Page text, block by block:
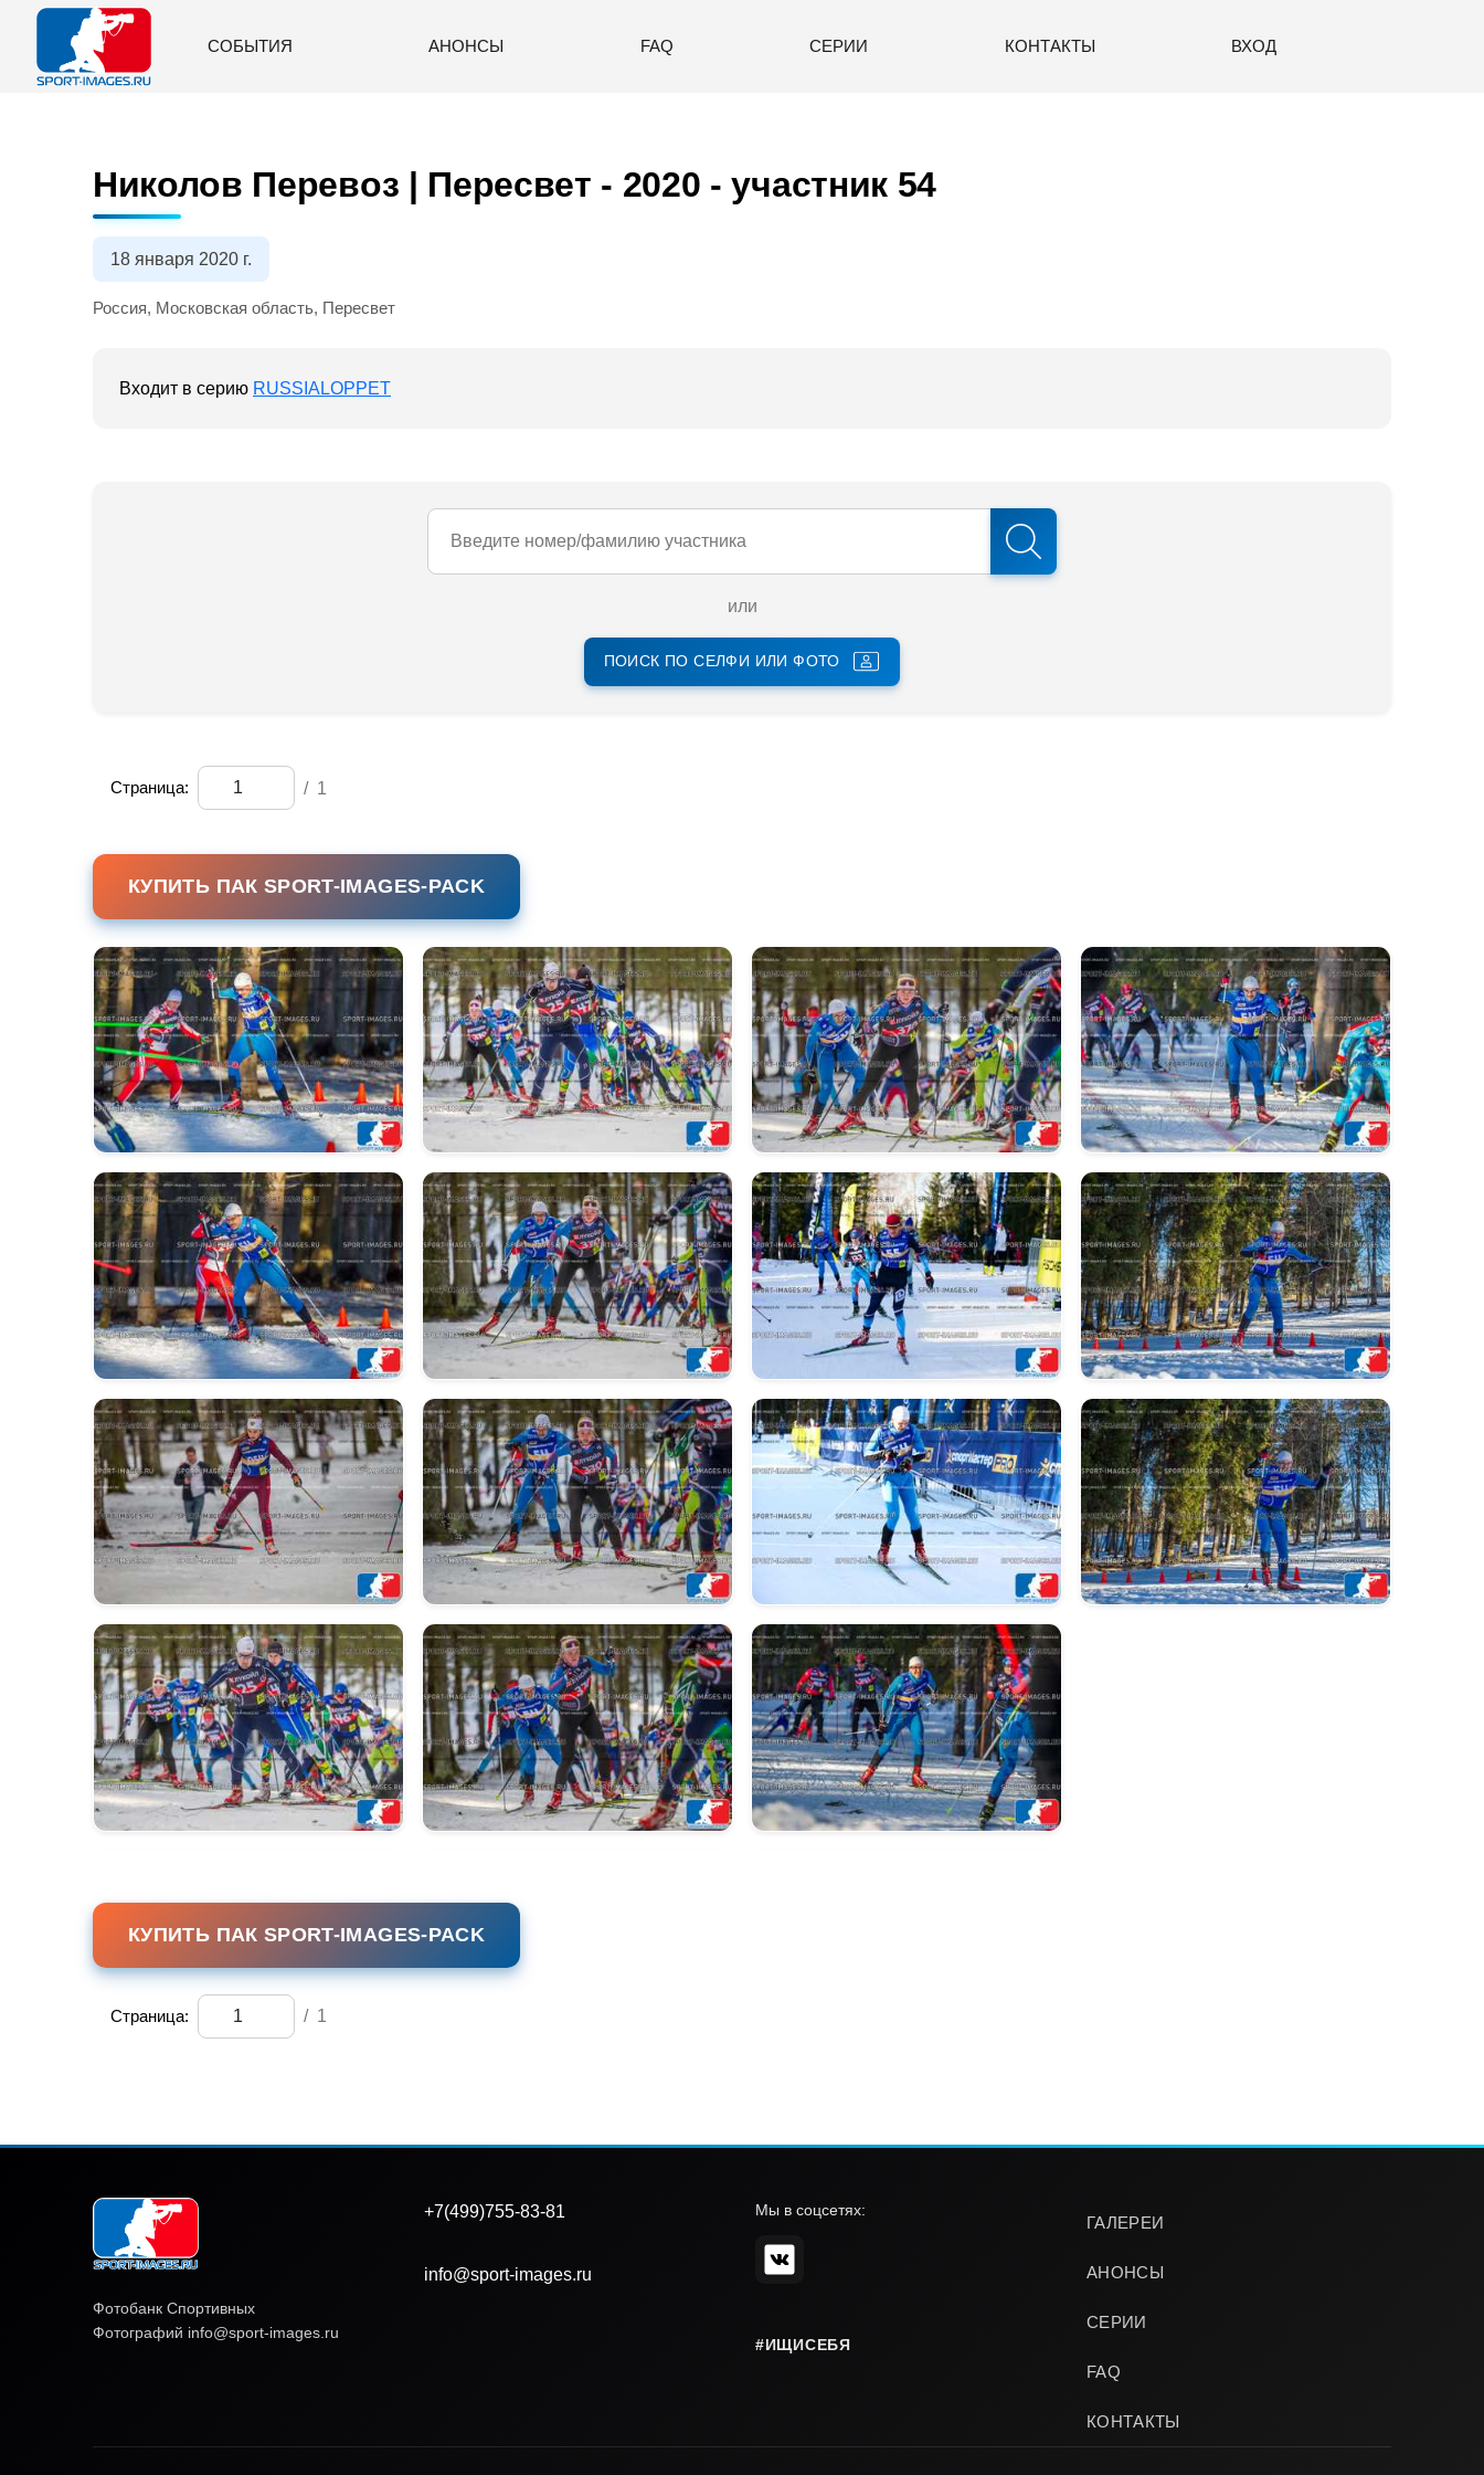
СОБЫТИЯ АНОНСЫ FAQ СЕРИИ КОНТАКТЫ ВХОД
Николов Перевоз | Пересвет - 2020 - участник 54
18 января 2020 г.
Россия, Московская область, Пересвет
Входит в серию RUSSIALOPPET
или
ПОИСК ПО СЕЛФИ ИЛИ ФОТО
Страница: / 1
КУПИТЬ ПАК SPORT-IMAGES-PACK
КУПИТЬ ПАК SPORT-IMAGES-PACK
Страница: / 1
Фотобанк Спортивных
Фотографий info@sport-images.ru
ГАЛЕРЕИ
АНОНСЫ
СЕРИИ
FAQ
КОНТАКТЫ
+7(499)755-83-81
info@sport-images.ru
Мы в соцсетях:
#ИЩИСЕБЯ